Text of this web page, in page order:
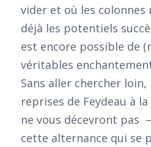
vider et où les
déjà les potentiels
est encore possible de
véritables
Sans aller chercher loin,
reprises de Feydeau à
ne vous décevront pas
cette alternance qui se